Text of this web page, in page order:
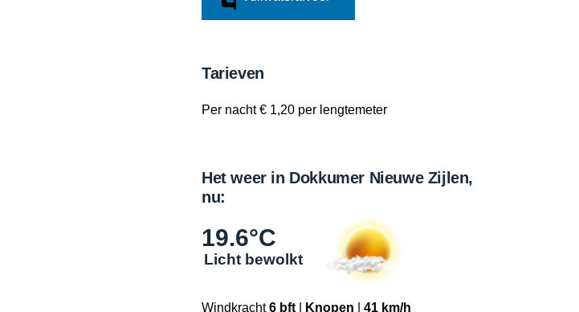
Tarieven
Per nacht € 1,20 per lengtemeter
Het weer in Dokkumer Nieuwe Zijlen,
nu:
19.6°C
Licht bewolkt
Windkracht6 bft Knopen
41 km/h